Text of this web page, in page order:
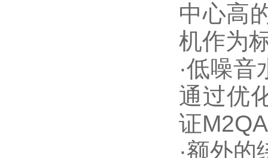
中心高
机作为
·低噪音
通过优
证
·额外的